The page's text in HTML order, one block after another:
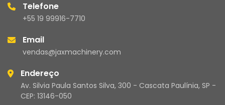
Telefone
+55 19 99916-7710
Email
vendas@jaxmachinery.com
Endereço
Av. Silvia Paula Santos Silva, 300 - Cascata Paulínia, SP -
CEP: 13146-050